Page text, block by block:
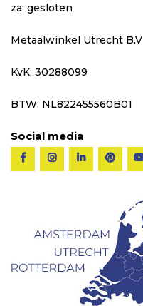
za: gesloten
Metaalwinkel Utrecht B.V
KvK: 30288099
BTW: NL822455560B01
Social media